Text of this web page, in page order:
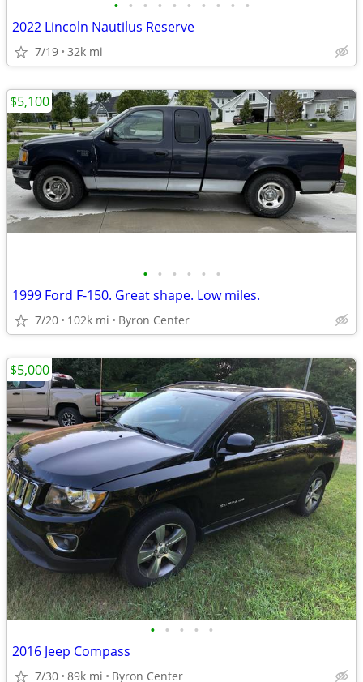
• • • • • • • • • •
2022 Lincoln Nautilus Reserve
7/19 32k mi
• • • • • •
1999 Ford F-150. Great shape. Low miles.
7/20 102k mi Byron Center
$5,100
• • • • •
2016 Jeep Compass
7/30 89k mi Byron Center
$5,000